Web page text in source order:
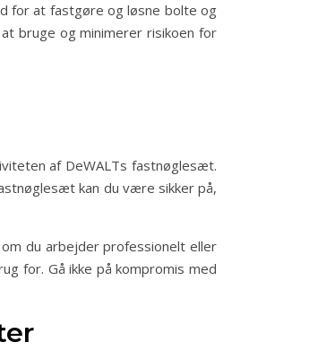
for at fastgøre og løsne bolte og
bruge og minimerer risikoen for
af DeWALTs fastnøglesæt.
kan du være sikker på,
du arbejder professionelt eller
for. Gå ikke på kompromis med